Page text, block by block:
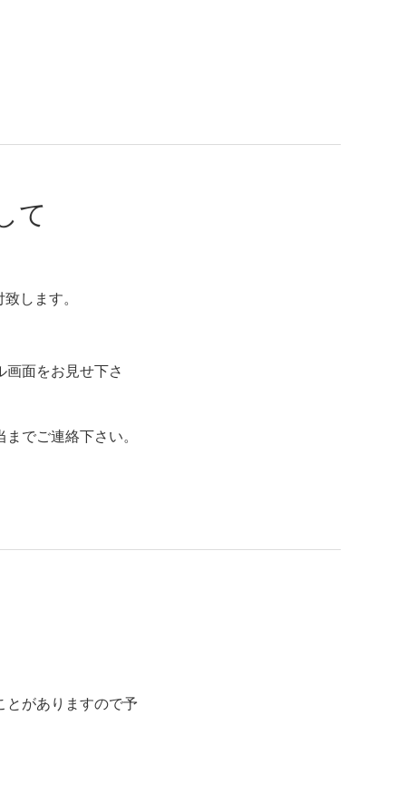
て
します。
面をお見せ下さ
でご連絡下さい。
とがありますので予